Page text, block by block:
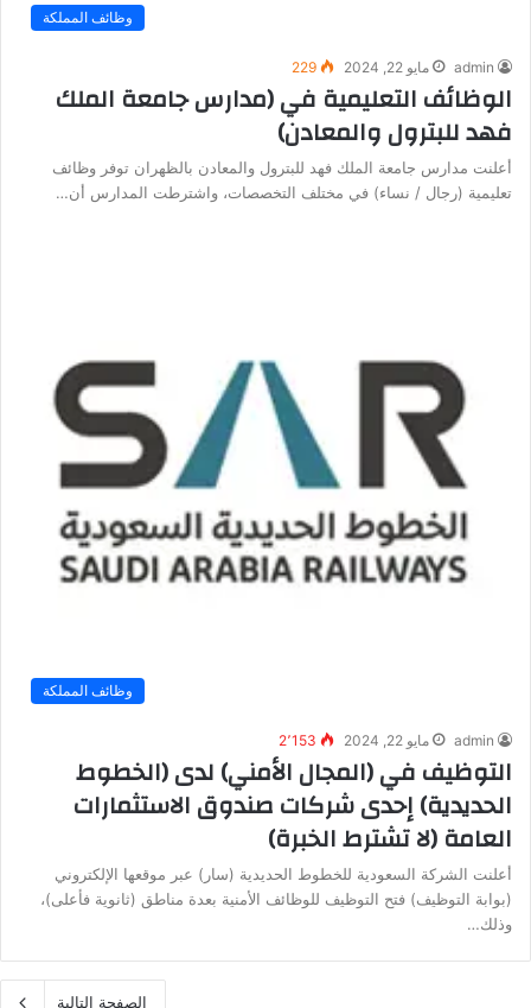
وظائف المملكة
admin مايو 22, 2024 229
الوظائف التعليمية في (مدارس جامعة الملك
فهد للبترول والمعادن)
أعلنت مدارس جامعة الملك فهد للبترول والمعادن بالظهران توفر وظائف
تعليمية (رجال / نساء) في مختلف التخصصات، واشترطت المدارس أن…
وظائف المملكة
admin مايو 22, 2024 2٬153
التوظيف في (المجال الأمني) لدى (الخطوط
الحديدية) إحدى شركات صندوق الاستثمارات
العامة (لا تشترط الخبرة)
أعلنت الشركة السعودية للخطوط الحديدية (سار) عبر موقعها الإلكتروني
(بوابة التوظيف) فتح التوظيف للوظائف الأمنية بعدة مناطق (ثانوية فأعلى)،
وذلك…
الصفحة التالية